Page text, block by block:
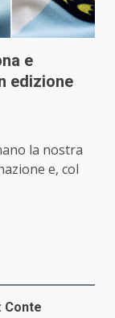
e
edizione
la nostra
e, col
Conte